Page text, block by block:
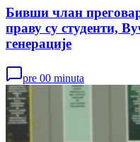
Бивши члан
праву су студенти,
генерације
pre 00 minuta